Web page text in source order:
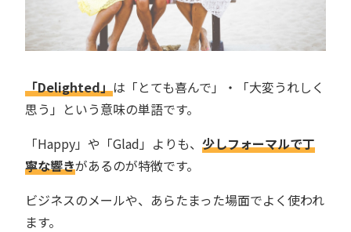
「Delighted」は「とても喜んで」・「大変うれしく
思う」という意味の単語です。
「Happy」や「Glad」よりも、 少しフォーマルで丁
寧な響きがあるのが特徴です。
ビジネスのメールや、あらたまった場面でよく使われ
ます。